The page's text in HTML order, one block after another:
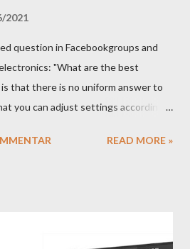
2021
question in Facebookgroups and
"What are the best
that there is no uniform answer to
you can adjust settings according
Here is part 1 of our guide to get the
READ MORE »